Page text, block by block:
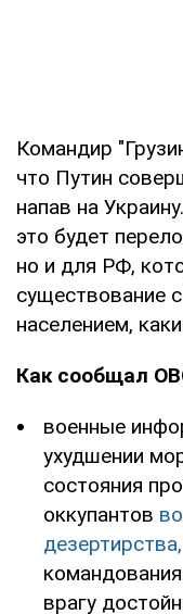
Командир
что Путин
напав на
это будет
но и для РФ,
существование
населением,
Как сообщал
военные
ухудшении
состояния
оккупантов
врагу